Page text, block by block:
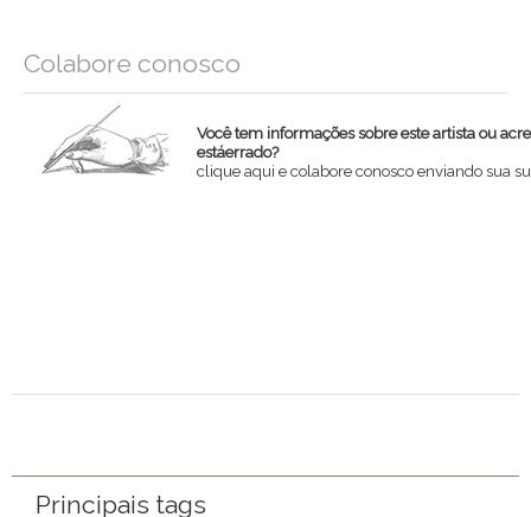
Colabore conosco
Você tem informações sobre este artista ou
estáerrado?
clique aqui e colabore conosco enviando sua
Principais tags